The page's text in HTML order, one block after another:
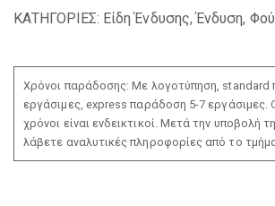
ΚΑΤΗΓΟΡΙΕΣ: Είδη Ένδυσης,Ένδυση,
Χρόνοι παράδοσης: Με λογοτύπηση, standard
εργάσιμες, express παράδοση 5-7 εργάσιμες.
χρόνοι είναι ενδεικτικοί. Μετά την υποβολή
λάβετε αναλυτικές πληροφορίες από το